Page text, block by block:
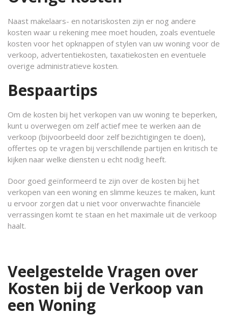
Naast makelaars- en notariskosten zijn er nog andere
kosten waar u rekening mee moet houden, zoals eventuele
kosten voor het opknappen of stylen van uw woning voor de
verkoop, advertentiekosten, taxatiekosten en eventuele
overige administratieve kosten.
Bespaartips
Om de kosten bij het verkopen van uw woning te beperken,
kunt u overwegen om zelf actief mee te werken aan de
verkoop (bijvoorbeeld door zelf bezichtigingen te doen),
offertes op te vragen bij verschillende partijen en kritisch te
kijken naar welke diensten u echt nodig heeft.
Door goed geïnformeerd te zijn over de kosten bij het
verkopen van een woning en slimme keuzes te maken, kunt
u ervoor zorgen dat u niet voor onverwachte financiële
verrassingen komt te staan en het maximale uit de verkoop
haalt.
Veelgestelde Vragen over
Kosten bij de Verkoop van
een Woning